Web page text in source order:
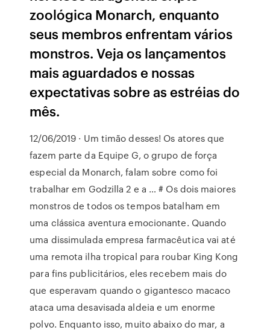
zoológica Monarch, enquanto
seus membros enfrentam vários
monstros. Veja os lançamentos
mais aguardados e nossas
expectativas sobre as estréias do
mês.
12/06/2019 · Um timão desses! Os atores que
fazem parte da Equipe G, o grupo de força
especial da Monarch, falam sobre como foi
trabalhar em Godzilla 2 e a … # Os dois maiores
monstros de todos os tempos batalham em
uma clássica aventura emocionante. Quando
uma dissimulada empresa farmacêutica vai até
uma remota ilha tropical para roubar King Kong
para fins publicitários, eles recebem mais do
que esperavam quando o gigantesco macaco
ataca uma desavisada aldeia e um enorme
polvo. Enquanto isso, muito abaixo do mar, a